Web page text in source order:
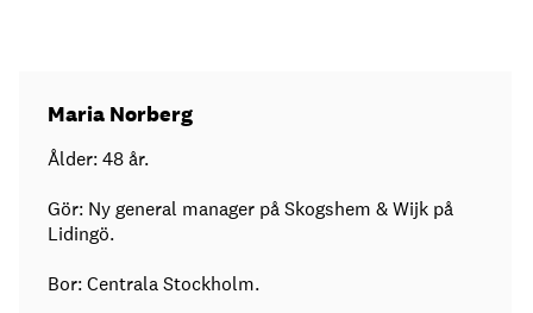
Maria Norberg
Ålder: 48 år.
Gör: Ny general manager på Skogshem & Wijk på
Lidingö.
Bor: Centrala Stockholm.